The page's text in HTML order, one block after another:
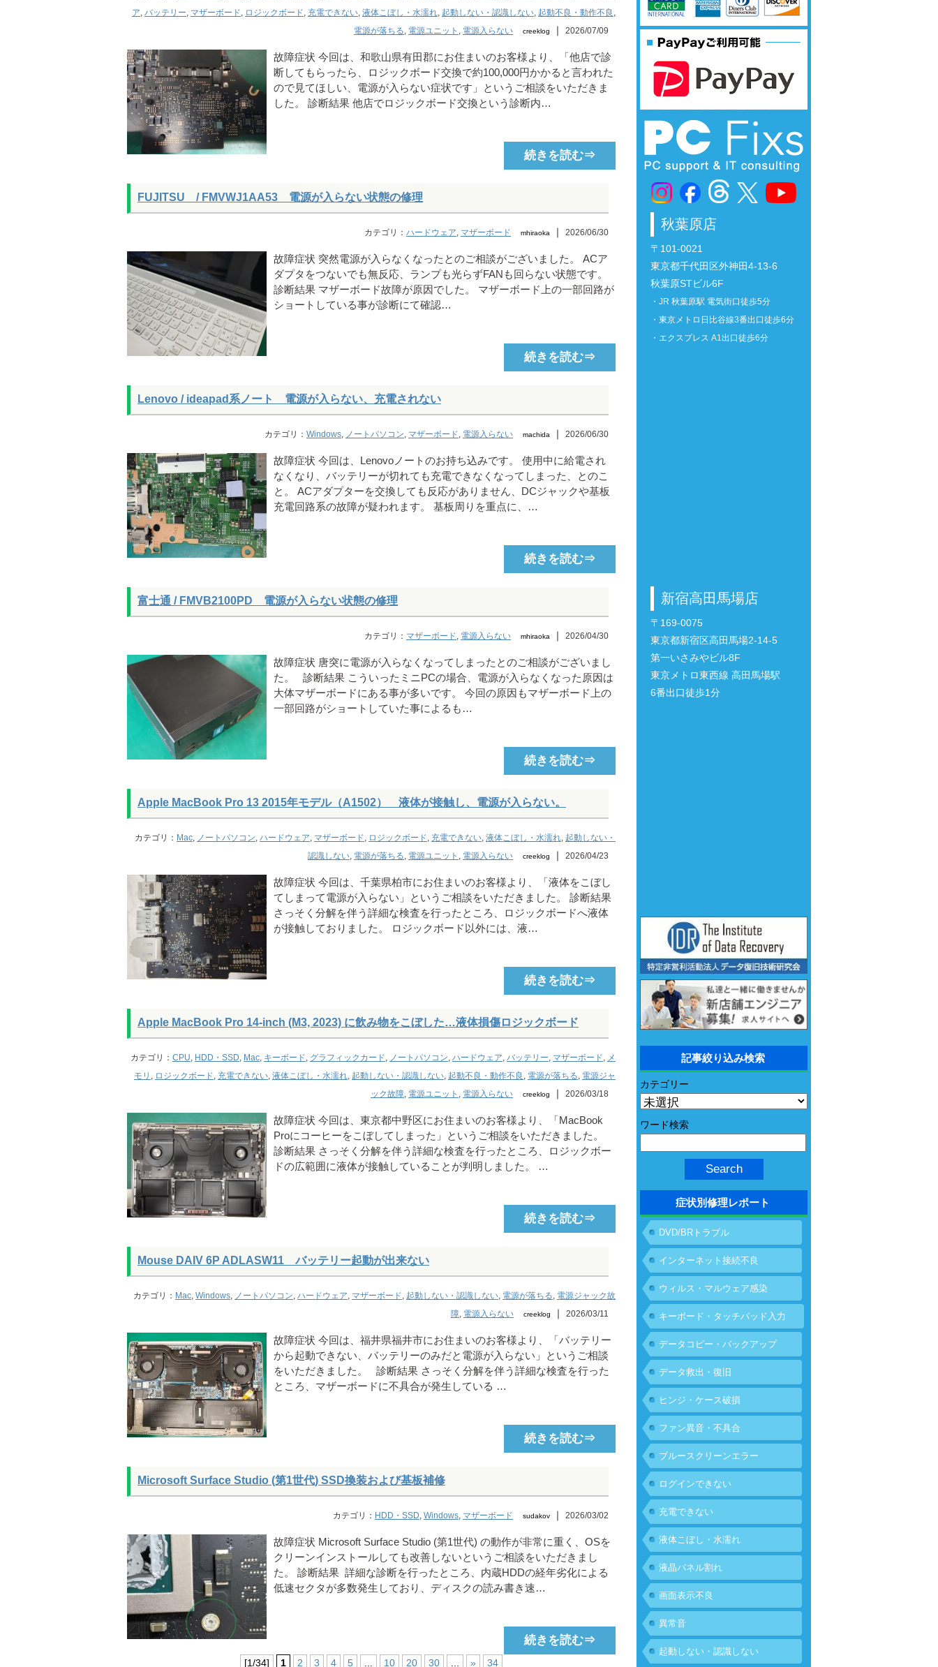
ア, バッテリー, マザーボード, ロジックボード, 充電できない, 液体こぼし・水濡れ, 起動しない・認識しない, 起動不良・動作不良 ,
電源が落ちる, 電源ユニット , 電源入らない creeklog ｜ 2026/07/09
故障症状 今回は、和歌山県有田郡にお住まいのお客様より、「他店で診
断してもらったら、ロジックボード交換で約100,000円かかると言われた
ので見てほしい、電源が入らない症状です」というご相談をいただきま
した。 診断結果 他店でロジックボード交換という診断内…
続きを読む⇒
FUJITSU / FMVWJ1AA53 電源が入らない状態の修理
カテゴリ： ハードウェア, マザーボード mhiraoka ｜ 2026/06/30
故障症状 突然電源が入らなくなったとのご相談がございました。 ACア
ダプタをつないでも無反応、ランプも光らずFANも回らない状態です。
診断結果 マザーボード故障が原因でした。 マザーボード上の一部回路が
ショートしている事が診断にて確認…
続きを読む⇒
Lenovo / ideapad系ノート 電源が入らない、充電されない
カテゴリ： Windows, ノートパソコン, マザーボード, 電源入らない machida ｜ 2026/06/30
故障症状 今回は、Lenovoノートのお持ち込みです。 使用中に給電され
なくなり、バッテリーが切れても充電できなくなってしまった、とのこ
と。 ACアダプターを交換しても反応がありません、DCジャックや基板
充電回路系の故障が疑われます。 基板周りを重点に、…
続きを読む⇒
富士通 / FMVB2100PD 電源が入らない状態の修理
カテゴリ： マザーボード, 電源入らない mhiraoka ｜ 2026/04/30
故障症状 唐突に電源が入らなくなってしまったとのご相談がございまし
た。 診断結果 こういったミニPCの場合、電源が入らなくなった原因は
大体マザーボードにある事が多いです。 今回の原因もマザーボード上の
一部回路がショートしていた事によるも…
続きを読む⇒
Apple MacBook Pro 13 2015年モデル（A1502） 液体が接触し、電源が入らない。
カテゴリ： Mac, ノートパソコン, ハードウェア, マザーボード, ロジックボード, 充電できない, 液体こぼし・水濡れ, 起動しない・
認識しない, 電源が落ちる, 電源ユニット , 電源入らない creeklog ｜ 2026/04/23
故障症状 今回は、千葉県柏市にお住まいのお客様より、「液体をこぼし
てしまって電源が入らない」というご相談をいただきました。 診断結果
さっそく分解を伴う詳細な検査を行ったところ、ロジックボードへ液体
が接触しておりました。 ロジックボード以外には、液…
続きを読む⇒
Apple MacBook Pro 14‑inch (M3, 2023) に飲み物をこぼした…液体損傷ロジックボード
カテゴリ： CPU, HDD・SSD, Mac, キーボード, グラフィックカード, ノートパソコン, ハードウェア, バッテリー, マザーボード, メ
モリ , ロジックボード, 充電できない, 液体こぼし・水濡れ, 起動しない・認識しない, 起動不良・動作不良 , 電源が落ちる, 電源ジャ
ック故障, 電源ユニット , 電源入らない creeklog ｜ 2026/03/18
故障症状 今回は、東京都中野区にお住まいのお客様より、「MacBook
Proにコーヒーをこぼしてしまった」というご相談をいただきました。
診断結果 さっそく分解を伴う詳細な検査を行ったところ、ロジックボー
ドの広範囲に液体が接触していることが判明しました。 …
続きを読む⇒
Mouse DAIV 6P ADLASW11 バッテリー起動が出来ない
カテゴリ： Mac, Windows, ノートパソコン, ハードウェア, マザーボード, 起動しない・認識しない, 電源が落ちる, 電源ジャック故
障, 電源入らない creeklog ｜ 2026/03/11
故障症状 今回は、福井県福井市にお住まいのお客様より、「バッテリー
から起動できない、バッテリーのみだと電源が入らない」というご相談
をいただきました。 診断結果 さっそく分解を伴う詳細な検査を行った
ところ、マザーボードに不具合が発生している …
続きを読む⇒
Microsoft Surface Studio (第1世代) SSD換装および基板補修
カテゴリ： HDD・SSD, Windows, マザーボード sudakov ｜ 2026/03/02
故障症状 Microsoft Surface Studio (第1世代) の動作が非常に重く、OSを
クリーンインストールしても改善しないというご相談をいただきまし
た。 診断結果 詳細な診断を行ったところ、内蔵HDDの経年劣化による
低速セクタが多数発生しており、ディスクの読み書き速…
続きを読む⇒
[1/34] 1 2 3 4 5 10 20 30 » 34
秋葉原店
〒101-0021
東京都千代田区外神田4-13-6
秋葉原STビル6F
・JR 秋葉原駅 電気街口徒歩5分
・東京メトロ日比谷線3番出口徒歩6分
・エクスプレス A1出口徒歩6分
新宿高田馬場店
〒169-0075
東京都新宿区高田馬場2-14-5
第一いさみやビル8F
東京メトロ東西線 高田馬場駅
6番出口徒歩1分
記事絞り込み検索
カテゴリー
ワード検索
症状別修理レポート
DVD/BRトラブル
インターネット接続不良
ウィルス・マルウェア感染
キーボード・タッチパッド入力
不具合
データコピー・バックアップ
データ救出・復旧
ヒンジ・ケース破損
ファン異音・不具合
ブルースクリーンエラー
ログインできない
充電できない
液体こぼし・水濡れ
液晶パネル割れ
画面表示不良
異常音
起動しない・認識しない